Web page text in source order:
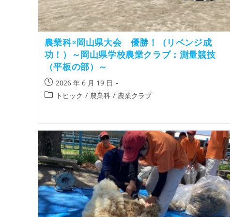
農業科×岡山県大会 優勝！（リベンジ成
功！）～岡山県学校農業クラブ：測量競技
（平板の部）～
2026 年 6 月 19 日
トピック / 農業科 / 農業クラブ